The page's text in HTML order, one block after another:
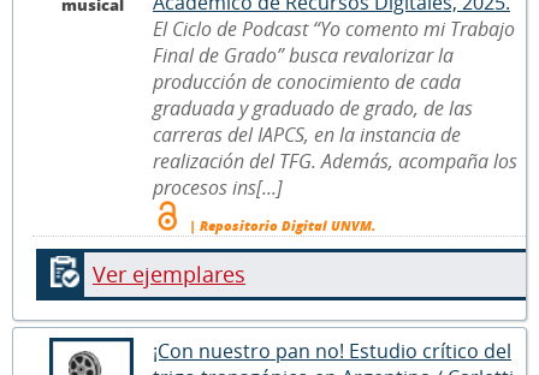
El Ciclo de Podcast “Yo comento mi Trabajo
Final de Grado” busca revalorizar la
producción de conocimiento de cada
graduada y graduado de grado, de las
carreras del IAPCS, en la instancia de
realización del TFG. Además, acompaña los
procesos ins[...]
| Repositorio Digital UNVM.
Ver ejemplares
¡Con nuestro pan no! Estudio crítico del